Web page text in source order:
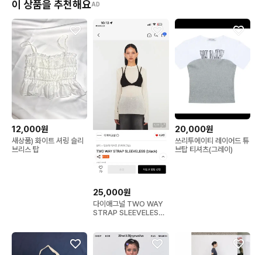
이 상품을 추천해요AD
12,000원
새상품) 화이트 셔링 슬리
브리스 탑
25,000원
다이애그널 TWO WAY
STRAP SLEEVELESS
20,000원
쓰리투에이티 레이어드 튜
브탑 티셔츠(그레이)